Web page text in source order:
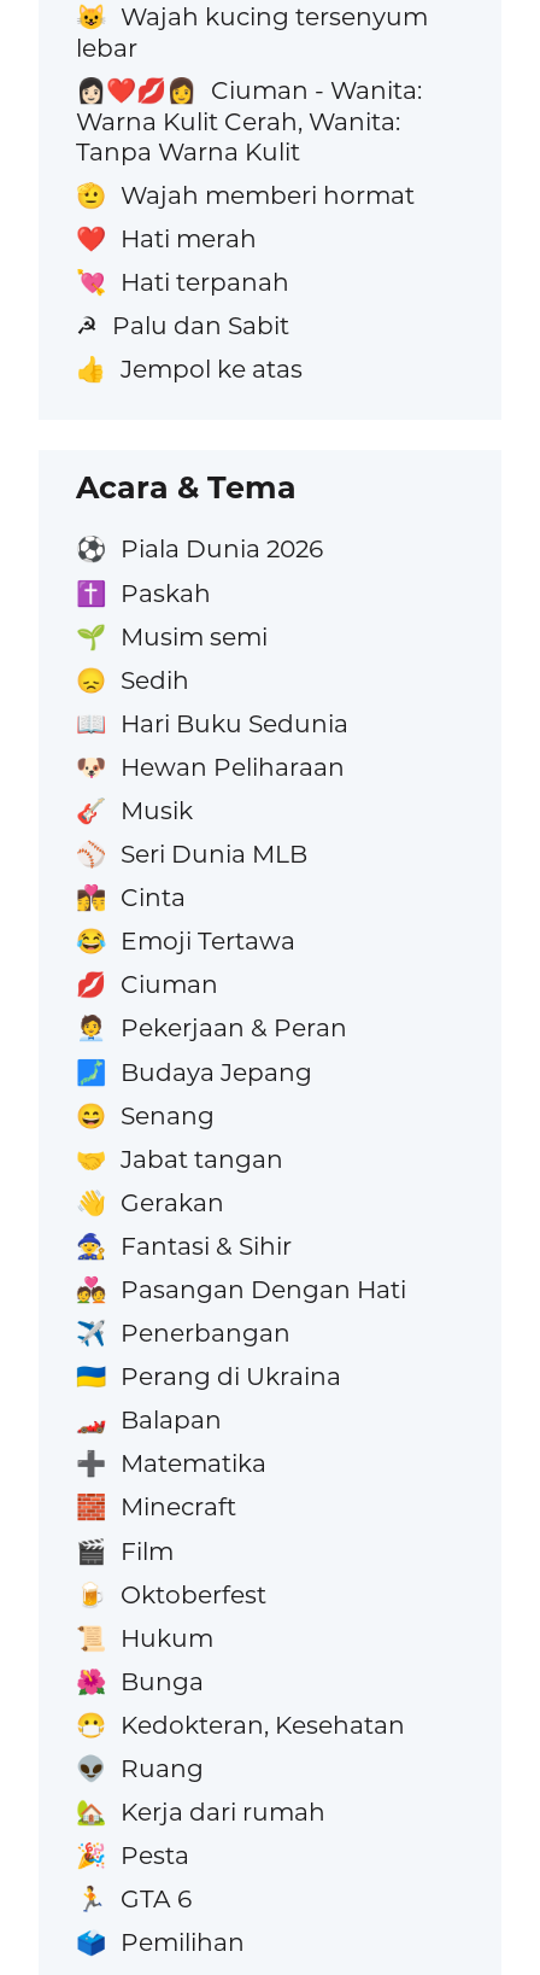
😺 Wajah kucing tersenyum
lebar
👩🏻‍❤️‍💋‍👩
Ciuman - Wanita:
Warna Kulit Cerah, Wanita:
Tanpa Warna Kulit
🫡 Wajah memberi hormat
❤️ Hati merah
💘 Hati terpanah
☭ Palu dan Sabit
👍 Jempol ke atas
Acara & Tema
⚽ Piala Dunia 2026
✝️ Paskah
🌱 Musim semi
😞 Sedih
📖 Hari Buku Sedunia
🐶 Hewan Peliharaan
🎸 Musik
⚾ Seri Dunia MLB
👩‍❤️‍💋‍👨 Cinta
😂 Emoji Tertawa
💋 Ciuman
🧑‍💼 Pekerjaan & Peran
🗾 Budaya Jepang
😄 Senang
🤝 Jabat tangan
👋 Gerakan
🧙 Fantasi & Sihir
💑 Pasangan Dengan Hati
✈️ Penerbangan
🇺🇦 Perang di Ukraina
🏎️ Balapan
➕ Matematika
🧱 Minecraft
🎬 Film
🍺 Oktoberfest
📜 Hukum
🌺 Bunga
😷 Kedokteran, Kesehatan
👽 Ruang
🏡 Kerja dari rumah
🎉 Pesta
🏃 GTA 6
🗳️ Pemilihan